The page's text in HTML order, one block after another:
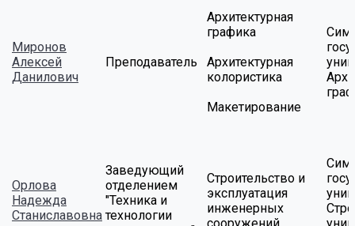
Миронов
Алексей
Данилович
Преподаватель
Архитектурная
графика
Архитектурная
колористика
Макетирование
Орлова
Надежда
Станиславовна
Заведующий
отделением
"Техника и
технологии
Строительство и
эксплуатация
инженерных
сооружений